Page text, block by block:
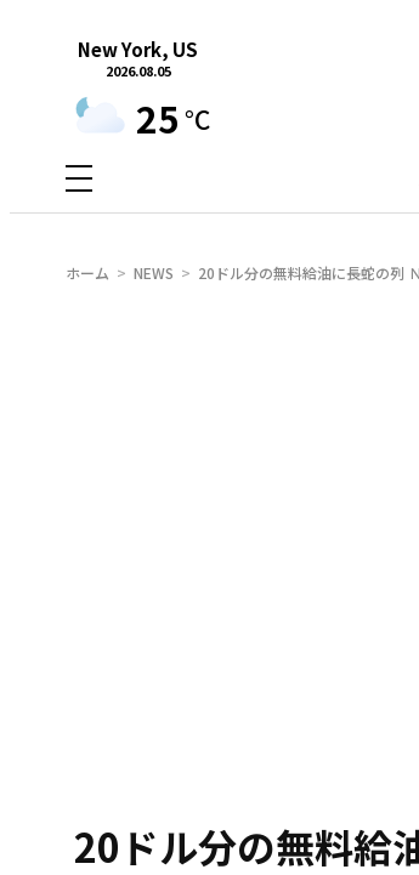
New York, US
2026.08.05
25 °C
ホーム NEWS 20ドル分の無料給油に長蛇の列
20ドル分の無料給